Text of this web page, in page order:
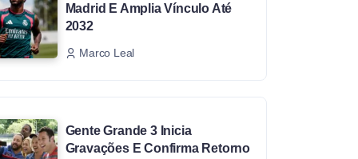
Madrid E Amplia Vínculo Até
2032
Marco Leal
Gente Grande 3 Inicia
Gravações E Confirma Retorno